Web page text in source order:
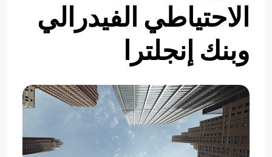
الاحتياطي الفيدرالي
وبنك إنجلترا